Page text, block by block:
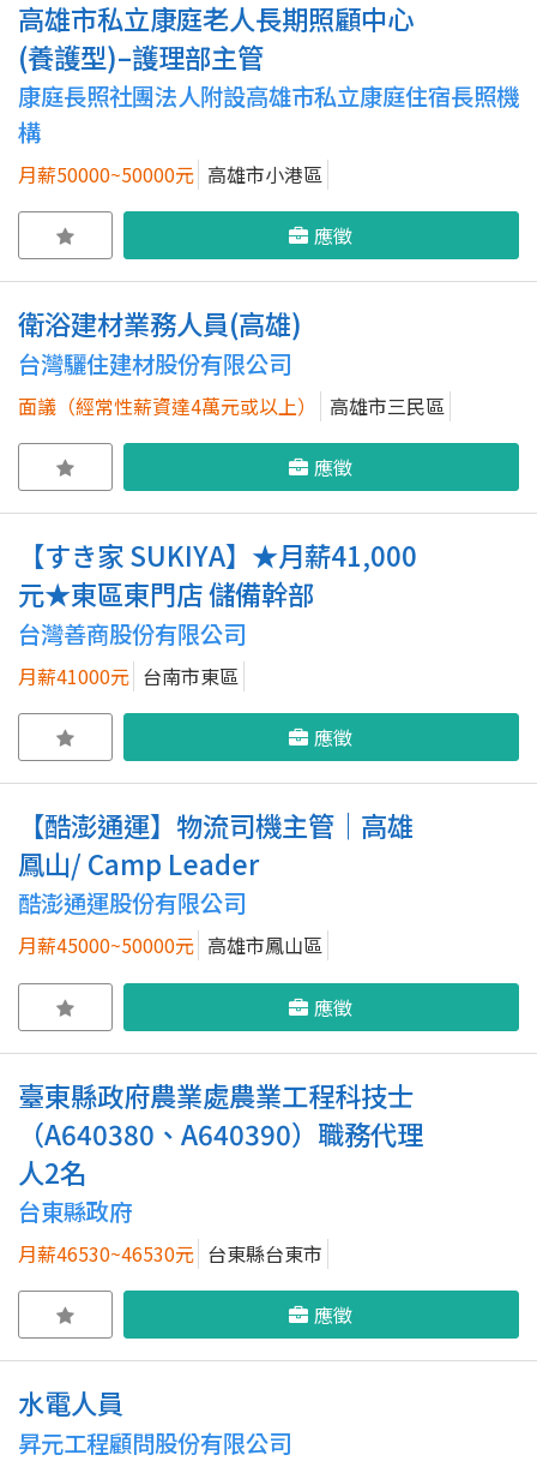
高雄市私立康庭老人長期照顧中心
(養護型)–護理部主管
康庭長照社團法人附設高雄市私立康庭住宿長照機
構
月薪50000~50000元 高雄市小港區
應徵
衛浴建材業務人員(高雄)
台灣驪住建材股份有限公司
面議（經常性薪資達4萬元或以上） 高雄市三民區
應徵
【すき家 SUKIYA】★月薪41,000
元★東區東門店 儲備幹部
台灣善商股份有限公司
月薪41000元 台南市東區
應徵
【酷澎通運】物流司機主管｜高雄
鳳山/ Camp Leader
酷澎通運股份有限公司
月薪45000~50000元 高雄市鳳山區
應徵
臺東縣政府農業處農業工程科技士
（A640380、A640390）職務代理
人2名
台東縣政府
月薪46530~46530元 台東縣台東市
應徵
水電人員
昇元工程顧問股份有限公司